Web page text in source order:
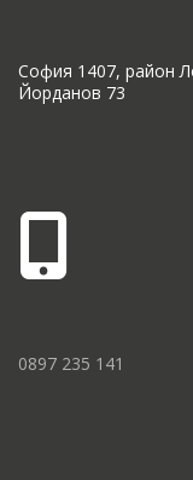
София 1407, район
Йорданов 73
0897 235 141